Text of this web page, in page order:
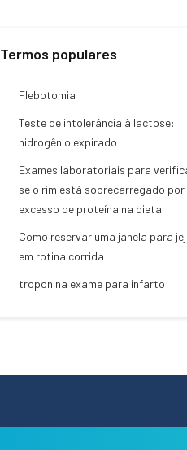
Termos populares
Flebotomia
Teste de intolerância à lactose:
hidrogênio expirado
Exames laboratoriais para
se o rim está sobrecarregado por
excesso de proteína na dieta
Como reservar uma janela para
em rotina corrida
troponina exame para infarto